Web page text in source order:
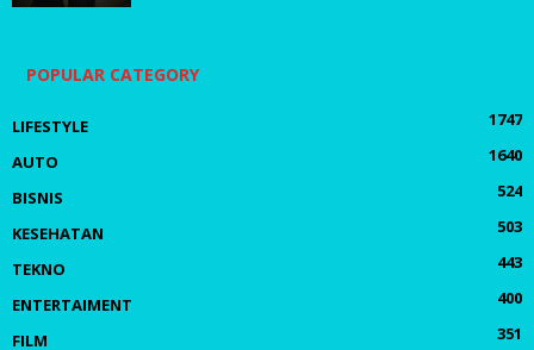
POPULAR CATEGORY
LIFESTYLE
1747
AUTO
1640
BISNIS
524
KESEHATAN
503
TEKNO
443
ENTERTAIMENT
400
FILM
351